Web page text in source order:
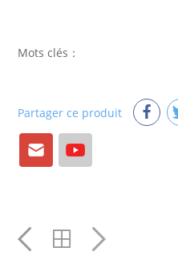
Mots clés：
Partager ce produit